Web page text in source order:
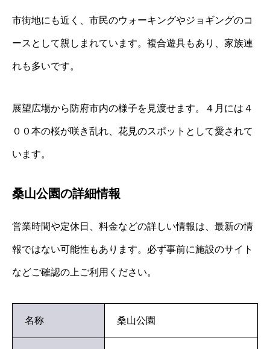
市街地にも近く、市民のウォーキングやジョギングのコ
ースとして親しまれています。複合遊具もあり、家族連
れも多いです。
展望広場から防府市内の様子を見渡せます。４月には４
００本の桜が咲き乱れ、花見のスポットとして愛されて
います。
桑山公園の詳細情報
営業時間や定休日、料金などの詳しい情報は、最新の情
報ではない可能性もあります。必ず事前に施設のサイト
などご確認の上ご利用ください。
名称 桑山公園